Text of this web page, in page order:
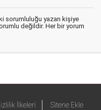
sorumluluğu yazan kişiye
değildir. Her bir yorum
İlkeleri Sitene Ekle